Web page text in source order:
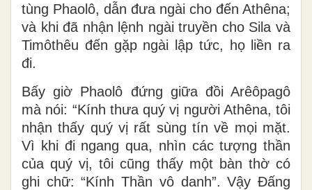
tùng Phaolô, dẫn đưa ngài cho đến Athêna;
và khi đã nhận lệnh ngài truyền cho Sila và
Timôthêu đến gặp ngài lập tức, họ liền ra
đi.
Bấy giờ Phaolô đứng giữa đồi Arêôpagô
mà nói: “Kính thưa quý vị người Athêna, tôi
nhận thấy quý vị rất sùng tín về mọi mặt.
Vì khi đi ngang qua, nhìn các tượng thần
của quý vị, tôi cũng thấy một bàn thờ có
ghi chữ: “Kính Thần vô danh”. Vậy Ðấng